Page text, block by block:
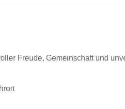
Freude, Gemeinschaft und